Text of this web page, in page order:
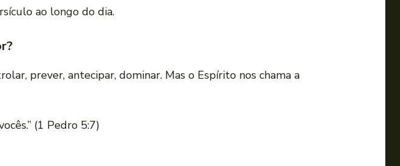
ao longo do dia.
prever, antecipar, dominar. Mas o Espírito nos chama a
(1 Pedro 5:7)